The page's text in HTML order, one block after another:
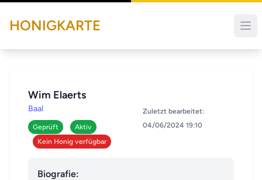
HONIGKARTE
Wim Elaerts
Baal
Geprüft
Aktiv
Kein Honig verfügbar
Zuletzt bearbeitet:
04/06/2024 19:10
Biografie: